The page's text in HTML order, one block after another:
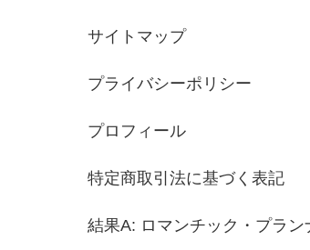
サイトマップ
プライバシーポリシー
プロフィール
特定商取引法に基づく表記
結果A: ロマンチック・プラン